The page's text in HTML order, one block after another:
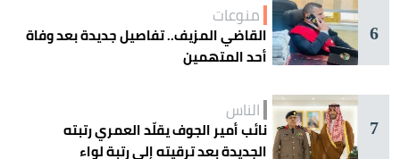
6
منوعات
القاضي المزيف.. تفاصيل جديدة بعد وفاة
أحد المتهمين
7
الناس
نائب أمير الجوف يقلّد العمري رتبته
الجديدة بعد ترقيته إلى رتبة لواء